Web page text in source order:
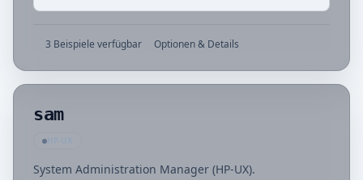
3 Beispiele verfügbar Optionen & Details
sam
System Administration Manager (HP-UX).